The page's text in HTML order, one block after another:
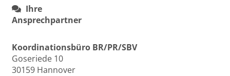
Ihre
Ansprechpartner
Koordinationsbüro BR/PR/SBV
Goseriede 10
30159 Hannover